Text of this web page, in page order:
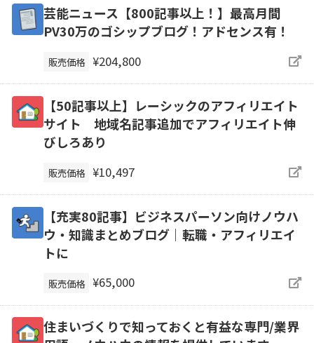
芸能ニュース【800記事以上！】最高月間
PV30万のゴシップブログ！アドセンス有！
販売価格 ¥204,800
【50記事以上】レーシックのアフィリエイト
サイト 地域名記事追加でアフィリエイト伸
びしろあり
販売価格 ¥10,497
【充実80記事】ビジネスパーソン向けノウハ
ウ・知識まとめブログ｜転職・アフィリエイ
トに
販売価格 ¥65,000
住まいづくりで知っておくと有益な専門/業界